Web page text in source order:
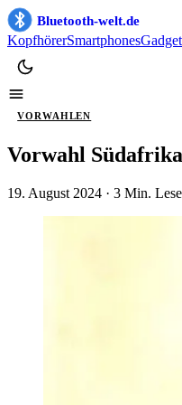
Bluetooth-welt.de
KopfhörerSmartphones
VORWAHLEN
Vorwahl
19. August 2024 · 3 Min.